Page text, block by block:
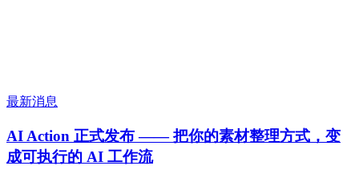
最新消息
AI Action 正式发布 —— 把你的素材整理方式，变
成可执行的 AI 工作流